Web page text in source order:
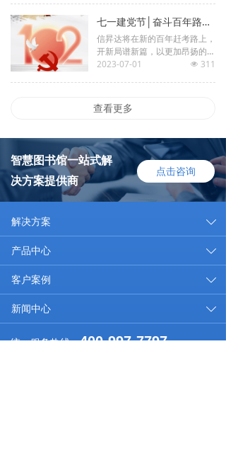
七一建党节│奋斗百年路，启航新征程
信昇达将在新的百年赶考路上，
开新局谱新篇，以更加昂扬的姿
态迈步新征程、建功新时代，携
넶 311
2023-07-01
查看更多
끀
解决方案 ꄳ
끀
产品中心 ꄳ
끀
客户案例 ꄳ
끀
新闻中心 ꄳ
统一服务热线：400-997-7797
智慧图书馆一站式解
决方案提供商
点击咨询